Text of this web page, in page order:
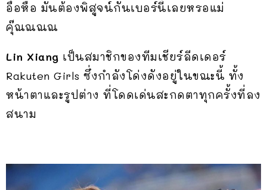
อื้อหือ มันต้องพิสูจน์กันเบอร์นี้เลยหรอแม่
คุ๊ณณณณ
Lin Xiang เป็นสมาชิกของทีมเชียร์ลีดเดอร์
Rakuten Girls ซึ่งกำลังโด่งดังอยู่ในขณะนี้ ทั้ง
หน้าตาและรูปต่าง ที่โดดเด่นสะกดตาทุกครั้งที่ลง
สนาม